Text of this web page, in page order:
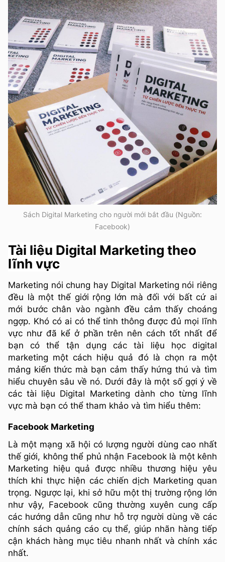
Sách Digital Marketing cho người mới bắt đầu (Nguồn:
Facebook)
Tài liệu Digital Marketing theo
lĩnh vực
Marketing nói chung hay Digital Marketing nói riêng
đều là một thế giới rộng lớn mà đối với bất cứ ai
mới bước chân vào ngành đều cảm thấy choáng
ngợp. Khó có ai có thể tinh thông được đủ mọi lĩnh
vực như đã kể ở phần trên nên cách tốt nhất để
bạn có thể tận dụng các tài liệu học digital
marketing một cách hiệu quả đó là chọn ra một
mảng kiến thức mà bạn cảm thấy hứng thú và tìm
hiểu chuyên sâu về nó. Dưới đây là một số gợi ý về
các tài liệu Digital Marketing dành cho từng lĩnh
vực mà bạn có thể tham khảo và tìm hiểu thêm:
Facebook Marketing
Là một mạng xã hội có lượng người dùng cao nhất
thế giới, không thể phủ nhận Facebook là một kênh
Marketing hiệu quả được nhiều thương hiệu yêu
thích khi thực hiện các chiến dịch Marketing quan
trọng. Ngược lại, khi sở hữu một thị trường rộng lớn
như vậy, Facebook cũng thường xuyên cung cấp
các hướng dẫn cũng như hỗ trợ người dùng về các
chính sách quảng cáo cụ thể, giúp nhãn hàng tiếp
cận khách hàng mục tiêu nhanh nhất và chính xác
nhất.